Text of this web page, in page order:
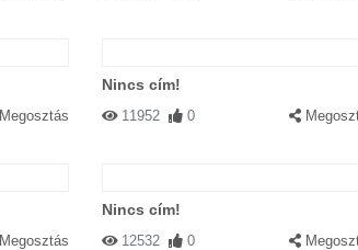
Megosztás
Nincs cím!
11952 0
Megosztás
Nincs cím!
12532 0